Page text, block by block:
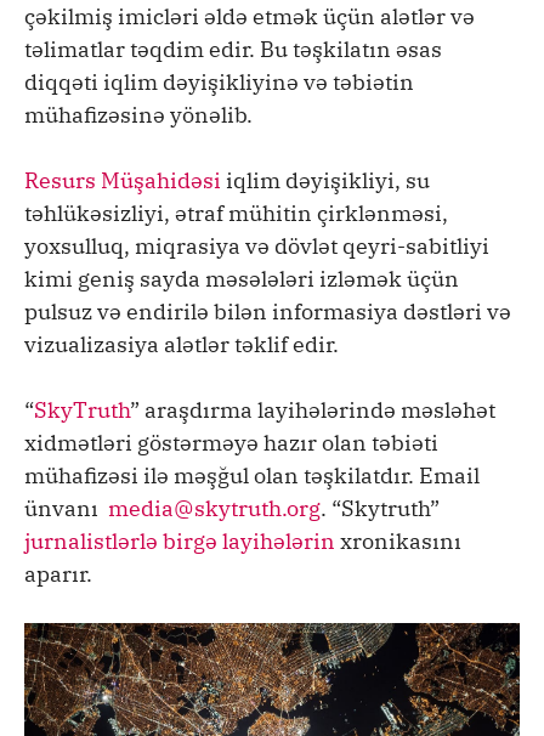
çəkilmiş imicləri əldə etmək üçün alətlər və
təlimatlar təqdim edir. Bu təşkilatın əsas
diqqəti iqlim dəyişikliyinə və təbiətin
mühafizəsinə yönəlib.
Resurs Müşahidəsi iqlim dəyişikliyi, su
təhlükəsizliyi, ətraf mühitin çirklənməsi,
yoxsulluq, miqrasiya və dövlət qeyri-sabitliyi
kimi geniş sayda məsələləri izləmək üçün
pulsuz və endirilə bilən informasiya dəstləri və
vizualizasiya alətlər təklif edir.
“SkyTruth” araşdırma layihələrində məsləhət
xidmətləri göstərməyə hazır olan təbiəti
mühafizəsi ilə məşğul olan təşkilatdır. Email
ünvanı media@skytruth.org. “Skytruth”
jurnalistlərlə birgə layihələrin xronikasını
aparır.